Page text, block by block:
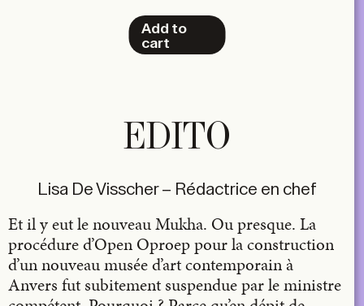
Add to
cart
EDITO
Lisa De Visscher – Rédactrice en chef
Et il y eut le nouveau Mukha. Ou presque. La
procédure d’Open Oproep pour la construction
d’un nouveau musée d’art contemporain à
Anvers fut subitement suspendue par le ministre